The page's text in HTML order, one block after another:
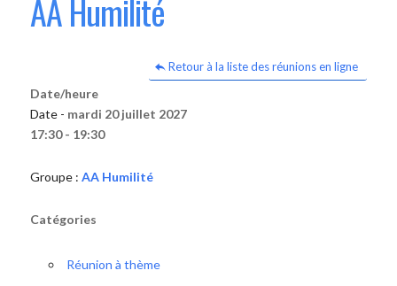
AA Humilité
Retour à la liste des réunions en ligne
Date/heure
Date - mardi 20 juillet 2027
17:30 - 19:30
Groupe : AA Humilité
Catégories
Réunion à thème